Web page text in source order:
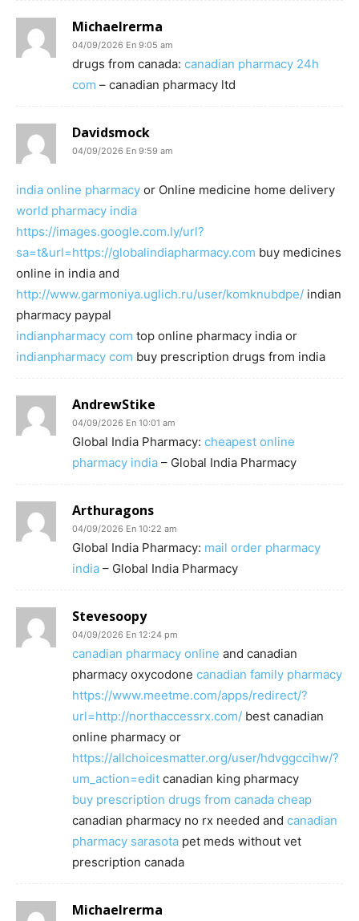
Michaelrerma
04/09/2026 En 9:05 am
drugs from canada: canadian pharmacy 24h
com – canadian pharmacy ltd
Davidsmock
04/09/2026 En 9:59 am
india online pharmacy or Online medicine home delivery
world pharmacy india
https://images.google.com.ly/url?
sa=t&url=https://globalindiapharmacy.com buy medicines
online in india and
http://www.garmoniya.uglich.ru/user/komknubdpe/ indian
pharmacy paypal
indianpharmacy com top online pharmacy india or
indianpharmacy com buy prescription drugs from india
AndrewStike
04/09/2026 En 10:01 am
Global India Pharmacy: cheapest online
pharmacy india – Global India Pharmacy
Arthuragons
04/09/2026 En 10:22 am
Global India Pharmacy: mail order pharmacy
india – Global India Pharmacy
Stevesoopy
04/09/2026 En 12:24 pm
canadian pharmacy online and canadian
pharmacy oxycodone canadian family pharmacy
https://www.meetme.com/apps/redirect/?
url=http://northaccessrx.com/ best canadian
online pharmacy or
https://allchoicesmatter.org/user/hdvggccihw/?
um_action=edit canadian king pharmacy
buy prescription drugs from canada cheap
canadian pharmacy no rx needed and canadian
pharmacy sarasota pet meds without vet
prescription canada
Michaelrerma